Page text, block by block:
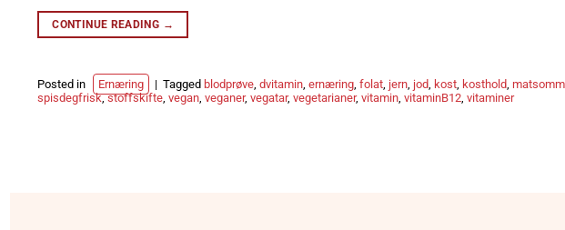
CONTINUE READING →
Posted in Ernæring | Tagged blodprøve dvitamin ernæring folat jern jod kost kosthold
spisdegfrisk,stoffskifte vegan veganer, vegatar, vegetarianer, vitamin vitaminB12 vitaminer